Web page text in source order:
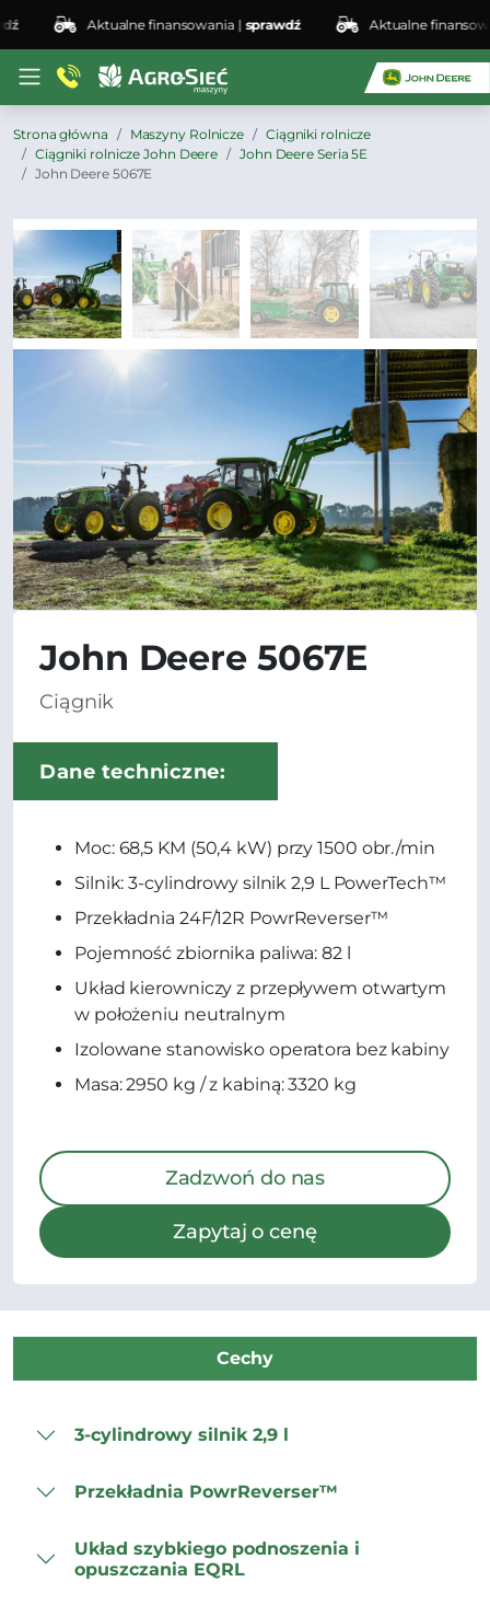
Aktualne finansowania |sprawdź Aktualne
Strona główna Maszyny Rolnicze
Ciągniki rolnicze
Ciągniki rolnicze John Deere
John Deere Seria 5E
John Deere 5067E
John Deere 5067E
Ciągnik
Dane techniczne:
Moc: 68,5 KM (50,4 kW) przy 1500 obr./min
Silnik: 3-cylindrowy silnik 2,9 L PowerTech™
Przekładnia 24F/12R PowrReverser™
Pojemność zbiornika paliwa: 82 l
Układ kierowniczy z przepływem otwartym
w położeniu neutralnym
Izolowane stanowisko operatora bez kabiny
Masa: 2950 kg / z kabiną: 3320 kg
Zadzwoń do nas
Zapytaj o cenę
Cechy
3-cylindrowy silnik 2,9 l
Przekładnia PowrReverser™
Układ szybkiego podnoszenia i
opuszczania EQRL